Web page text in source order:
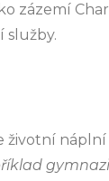
zázemí
služby.
náplní